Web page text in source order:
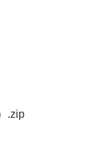
.zip